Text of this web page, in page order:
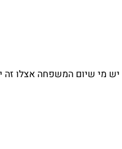
מי שיום המשפחה אצלו זה